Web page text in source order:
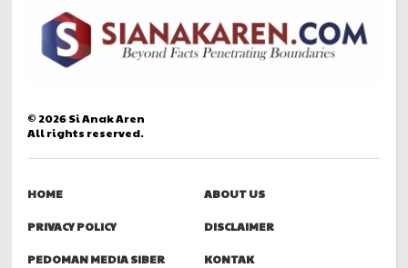
© 2026Si Anak Aren
All rights reserved.
HOME ABOUT US
PRIVACY POLICY DISCLAIMER
PEDOMAN MEDIA SIBER KONTAK